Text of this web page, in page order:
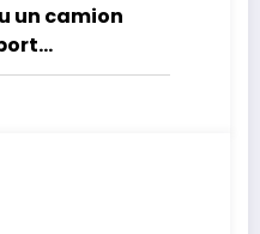
un camion